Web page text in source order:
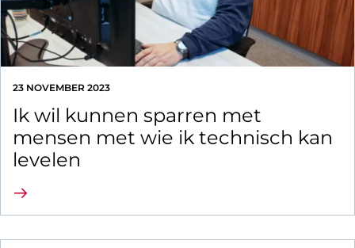
23 NOVEMBER 2023
Ik wil kunnen sparren met
mensen met wie ik technisch kan
levelen
Lees verder